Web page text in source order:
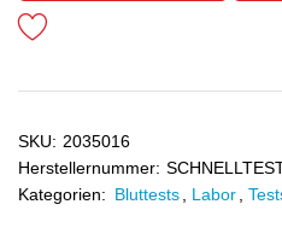
SKU: 2035016
Herstellernummer:
Kategorien: Bluttests Labor